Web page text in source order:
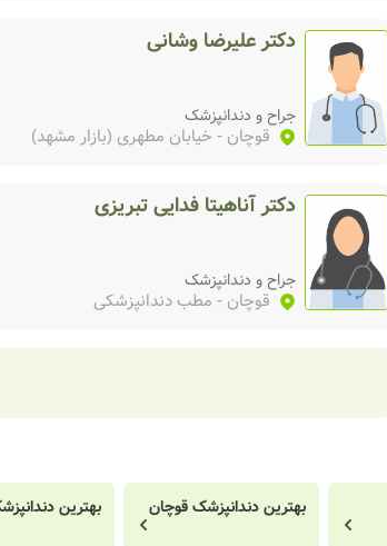
دکتر علیرضا وشانی
جراح و دندانپزشک
قوچان - خیابان مطهری (بازار مشهد)
دکتر آناهیتا فدایی تبریزی
جراح و دندانپزشک
قوچان - مطب دندانپزشکی
بهترین دندانپزشک قوچان بهترین